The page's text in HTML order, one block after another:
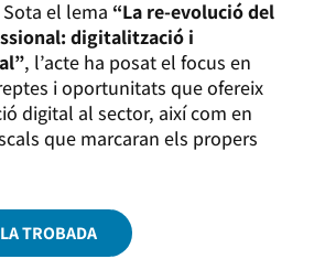
el lema “La re-evolució del
digitalització i
, l’acte ha posat el focus en
i oportunitats que ofereix
digital al sector, així com en
que marcaran els propers
TROBADA